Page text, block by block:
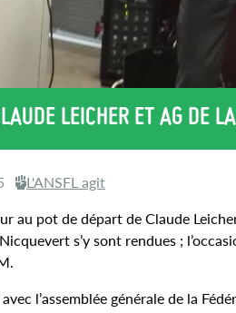
LEICHER ET AG DE
L'ANSFL agit
au pot de départ de Claude
s’y sont rendues ;
l’assemblée générale de la